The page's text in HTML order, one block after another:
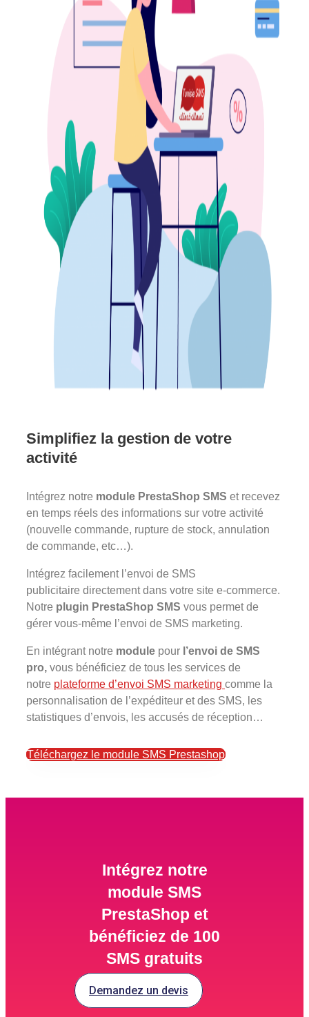
Simplifiez la gestion de votre
activité
Intégrez notre module PrestaShop SMS et recevez
en temps réels des informations sur votre activité
(nouvelle commande, rupture de stock, annulation
de commande, etc…).
Intégrez facilement l’envoi de SMS
publicitaire directement dans votre site e-commerce.
Notre plugin PrestaShop SMS vous permet de
gérer vous-même l’envoi de SMS marketing.
En intégrant notre module pour l’envoi de SMS
pro, vous bénéficiez de tous les services de
notre plateforme d’envoi SMS marketing comme la
personnalisation de l’expéditeur et des SMS, les
statistiques d’envois, les accusés de réception…
Téléchargez le module SMS Prestashop
Intégrez notre
module SMS
PrestaShop et
bénéficiez de 100
SMS gratuits
Demandez un devis